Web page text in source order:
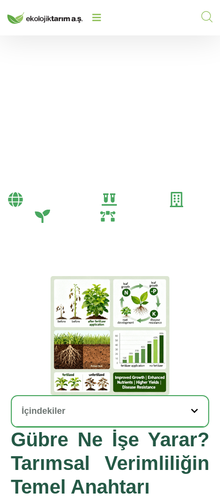
İçindekiler
Gübre Ne İşe Yarar?
Tarımsal Verimliliğin
Temel Anahtarı